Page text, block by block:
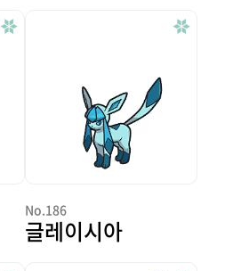
No.186
글레이시아